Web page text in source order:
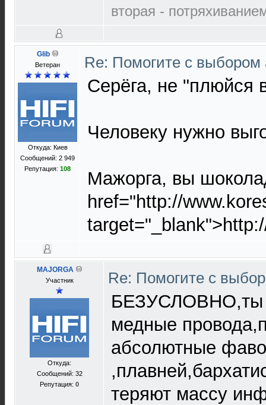
вторая -
Glib
Ветеран
Откуда: Киев
Сообщений: 2 949
Репутация: 108
Re: Помогите с выбором
Серёга, не "плюйся
Человеку нужно
Мажорга, вы
href="http://
MAJORGA
Участник
Откуда:
Сообщений: 32
Репутация: 0
Re: Помогите с
БЕЗУСЛОВНО,ты
медные
абсолютные
теряют массу